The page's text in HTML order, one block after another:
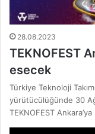
28.08.2023
TEKNOFEST
esecek
Türkiye Teknoloji
yürütücülüğünde 30
TEKNOFEST